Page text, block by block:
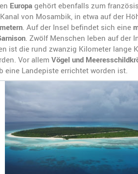
Europa gehört ebenfalls zum
von Mosambik, in etwa auf der
. Auf der Insel befindet sich eine
. Zwölf Menschen leben auf der
ist die rund zwanzig Kilometer lange
Vor allem Vögel und
eine Landepiste errichtet worden ist.